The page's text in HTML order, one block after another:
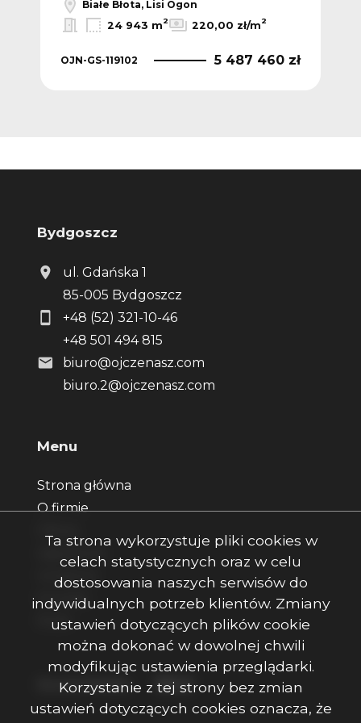
Białe Błota, Lisi Ogon
24 943 m2 220,00 zł/m2
OJN-GS-119102 5 487 460 zł
Bydgoszcz
ul. Gdańska 1
85-005 Bydgoszcz
+48 (52) 321-10-46
+48 501 494 815
biuro@ojczenasz.com
biuro.2@ojczenasz.com
Menu
Strona główna
O firmie
Zgłoszenia
Ulubione
Kontakt
Rodo
Social Media Facebook
Facebook
Facebook
Ta strona wykorzystuje pliki cookies w
celach statystycznych oraz w celu
dostosowania naszych serwisów do
indywidualnych potrzeb klientów. Zmiany
ustawień dotyczących plików cookie
można dokonać w dowolnej chwili
modyfikując ustawienia przeglądarki.
Korzystanie z tej strony bez zmian
ustawień dotyczących cookies oznacza, że